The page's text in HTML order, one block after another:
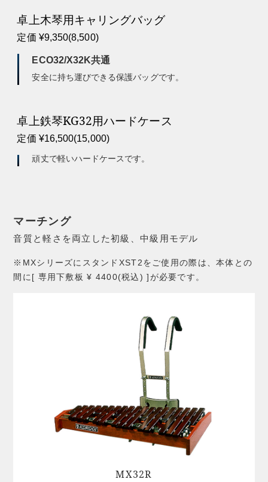
卓上木琴用キャリングバッグ
定価 ¥9,350(8,500)
ECO32/X32K共通
安全に持ち運びできる保護バッグです。
卓上鉄琴KG32用ハードケース
定価 ¥16,500(15,000)
頑丈で軽いハードケースです。
マーチング
音質と軽さを両立した初級、中級用モデル
※MXシリーズにスタンドXST2をご使用の際は、本体との
間に[ 専用下敷板 ¥ 4400(税込) ]が必要です。
MX32R